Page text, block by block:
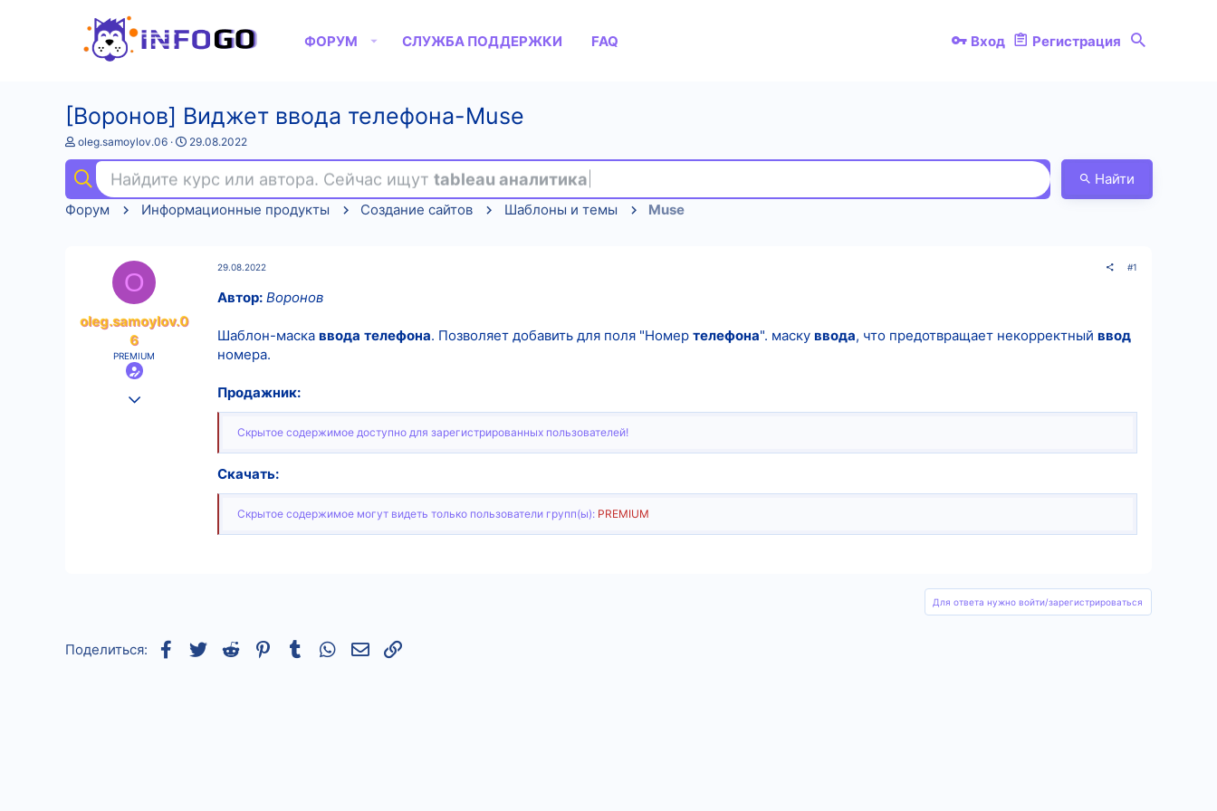
ФОРУМ СЛУЖБА ПОДДЕРЖКИ FAQ Вход Регистрация
[Воронов] Виджет ввода телефона-Muse
А
т
о
р
т
oleg.samoylov.06
Д
а
н
а
29.08.2022
Найдите курс или автора. Сейчас ищут tableau аналитика
Найти
Форум
Информационные продукты Создание сайтов Шаблоны и темы Muse
O
oleg.samoylov.0
6
PREMIUM
29.08.2022 #1
Автор: Воронов
Шаблон-маска ввода телефона. Позволяет добавить для поля "Номер телефона". маску ввода, что предотвращает некорректный ввод
номера.
Продажник:
Скрытое содержимое доступно для зарегистрированных пользователей!
Скачать:
Скрытое содержимое могут видеть только пользователи групп(ы): PREMIUM
Для ответа нужно войти/зарегистрироваться
Поделиться: Facebook
TwitterReddit Pinterest
TumblrWhatsAppЭлектронная почта
Ссылка